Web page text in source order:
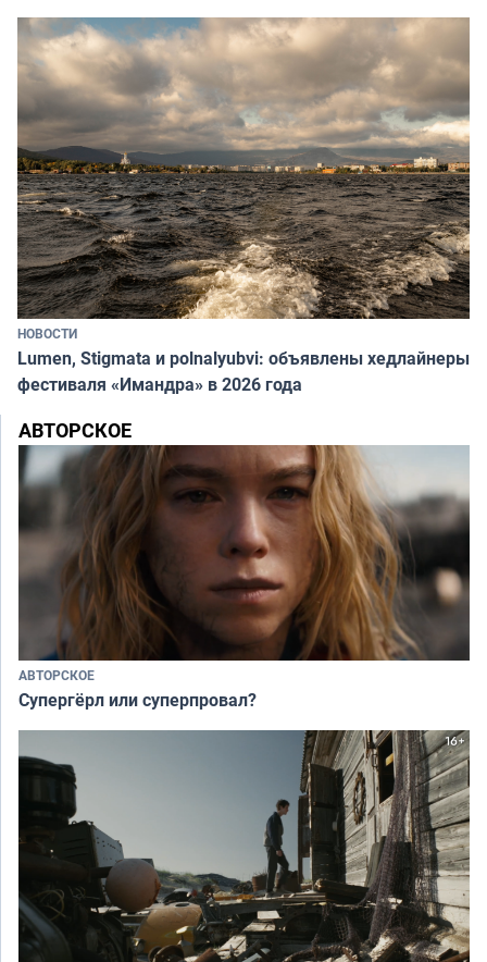
НОВОСТИ
Lumen, Stigmata и polnalyubvi: объявлены хедлайнеры
фестиваля «Имандра» в 2026 года
АВТОРСКОЕ
АВТОРСКОЕ
Супергёрл или суперпровал?